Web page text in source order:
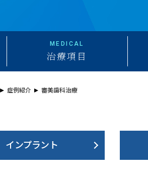
MEDICAL
治療項目
症例紹介 審美歯科治療
インプラント